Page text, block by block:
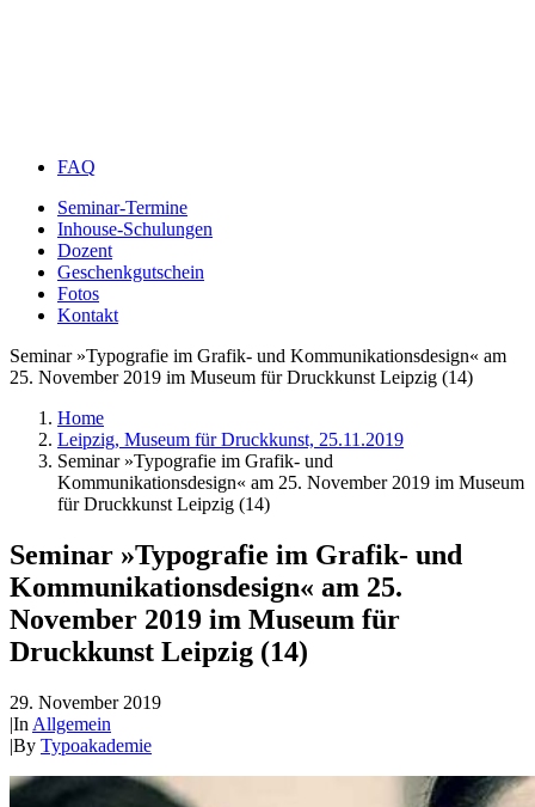
FAQ
Seminar-Termine
Inhouse-Schulungen
Dozent
Geschenkgutschein
Fotos
Kontakt
Seminar »Typografie im Grafik- und Kommunikationsdesign« am
25. November 2019 im Museum für Druckkunst Leipzig (14)
Home
Leipzig, Museum für Druckkunst, 25.11.2019
Seminar »Typografie im Grafik- und
Kommunikationsdesign« am 25. November 2019 im Museum
für Druckkunst Leipzig (14)
Seminar »Typografie im Grafik- und
Kommunikationsdesign« am 25.
November 2019 im Museum für
Druckkunst Leipzig (14)
29. November 2019
|In Allgemein
|By Typoakademie